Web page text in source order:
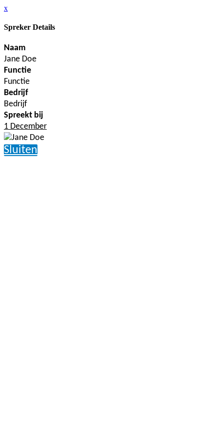
x
Spreker Details
Naam
Jane Doe
Functie
Functie
Bedrijf
Bedrijf
Spreekt bij
1 December
Sluiten